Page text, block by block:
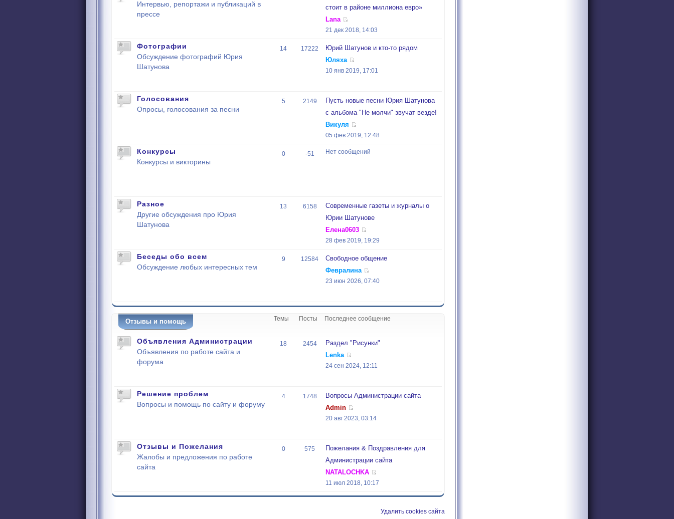
Интервью, репортажи и публикаций в
прессе
стоит в районе миллиона евро»
Lana
21 дек 2018, 14:03
Фотографии
Обсуждение фотографий Юрия
Шатунова
14 17222
Юрий Шатунов и кто-то рядом
Юляха
10 янв 2019, 17:01
Голосования
Опросы, голосования за песни
5 2149
Пусть новые песни Юрия Шатунова
с альбома "Не молчи" звучат везде!
Викуля
05 фев 2019, 12:48
Конкурсы
Конкурсы и викторины
0 -51 Нет сообщений
Разное
Другие обсуждения про Юрия
Шатунова
13 6158
Современные газеты и журналы о
Юрии Шатунове
Елена0603
28 фев 2019, 19:29
Беседы обо всем
Обсуждение любых интересных тем
9 12584
Свободное общение
Февралина
23 июн 2026, 07:40
Отзывы и помощь Темы Посты Последнее сообщение
Объявления Администрации
Объявления по работе сайта и
форума
18 2454
Раздел "Рисунки"
Lenka
24 сен 2024, 12:11
Решение проблем
Вопросы и помощь по сайту и форуму
4 1748
Вопросы Администрации сайта
Admin
20 авг 2023, 03:14
Отзывы и Пожелания
Жалобы и предложения по работе
сайта
0 575
Пожелания & Поздравления для
Администрации сайта
NATALOCHKA
11 июл 2018, 10:17
Удалить cookies сайта